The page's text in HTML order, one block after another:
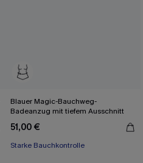
Blauer Magic-Bauchweg-
Badeanzug mit tiefem Ausschnitt
51,00 €
Starke Bauchkontrolle